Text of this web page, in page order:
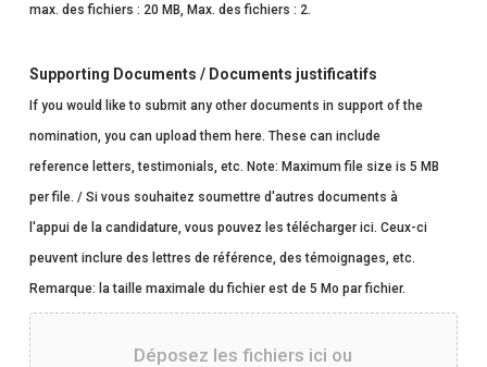
max. des fichiers : 20 MB, Max. des fichiers : 2.
Supporting Documents / Documents justificatifs
If you would like to submit any other documents in support of the
nomination, you can upload them here. These can include
reference letters, testimonials, etc. Note: Maximum file size is 5 MB
per file. / Si vous souhaitez soumettre d'autres documents à
l'appui de la candidature, vous pouvez les télécharger ici. Ceux-ci
peuvent inclure des lettres de référence, des témoignages, etc.
Remarque: la taille maximale du fichier est de 5 Mo par fichier.
Déposez les fichiers ici ou